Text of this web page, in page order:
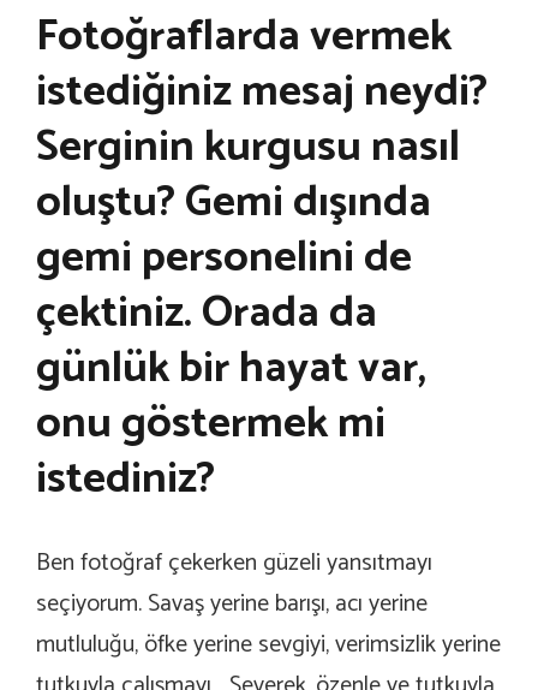
Fotoğraflarda vermek
istediğiniz mesaj neydi?
Serginin kurgusu nasıl
oluştu? Gemi dışında
gemi personelini de
çektiniz. Orada da
günlük bir hayat var,
onu göstermek mi
istediniz?
Ben fotoğraf çekerken güzeli yansıtmayı
seçiyorum. Savaş yerine barışı, acı yerine
mutluluğu, öfke yerine sevgiyi, verimsizlik yerine